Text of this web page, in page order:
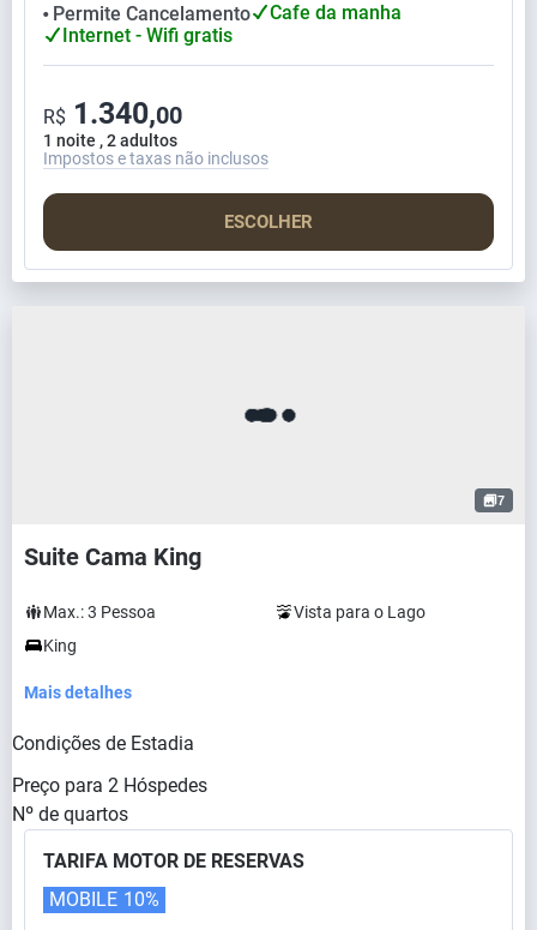
⬤ Permite Cancelamento
Cafe da manha
Internet - Wifi gratis
1 noite , 2 adultos
R$ 1.340,00
Impostos e taxas não inclusos
ESCOLHER
7
Suite Cama King
Max.:3 Pessoa
Vista para o Lago
King
Mais detalhes
Condições de Estadia
Preço para 2 Hóspedes
Nº de quartos
TARIFA MOTOR DE RESERVAS
MOBILE 10%